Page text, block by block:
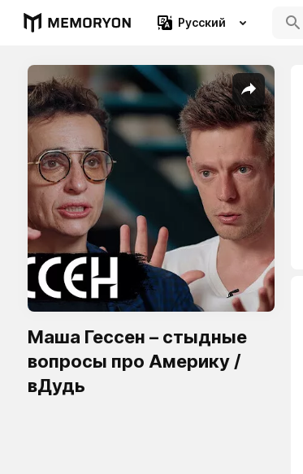
Русский
Маша Гессен – стыдные
вопросы про Америку /
вДудь